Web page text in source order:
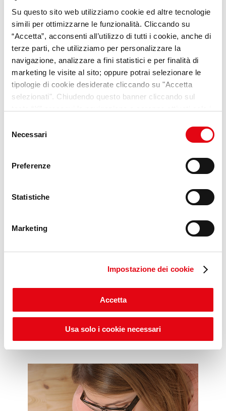
Su questo sito web utilizziamo cookie ed altre tecnologie
simili per ottimizzarne le funzionalità. Cliccando su
“Accetta”, acconsenti all’utilizzo di tutti i cookie, anche di
terze parti, che utilizziamo per personalizzare la
navigazione, analizzare a fini statistici e per finalità di
marketing le visite al sito; oppure potrai selezionare le
tipologie di cookie desiderate cliccando su "Accetta
selezionati". Chiudendo questo banner cliccando sul
modificare le tue preferenze in ogni momento mediante il
link “Impostazione dei cookie” a fine pagina. Per ulteriori
Cookie
Policy.
delNecessari
Preferenze
Statistiche
Marketing
Impostazione dei cookie
Accetta
Usa solo i cookie necessari
VideoPilloleper chi cerca
opportunità e consigli sul
mondo del lavoro
Scopri Lab Umana
Scopri gli ITS POP DAYS